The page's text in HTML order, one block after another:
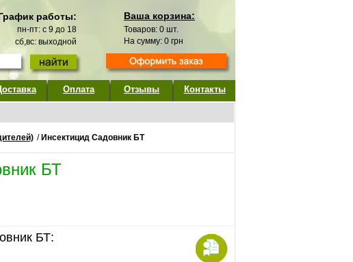
работы:
пн-пт: с 9 до 18
сб,вс: выходной
Ваша корзина:
Товаров: 0 шт.
На сумму: 0 грн
Оплата Отзывы Контакты
/ Инсектицид Садовник БТ
БТ
БТ: